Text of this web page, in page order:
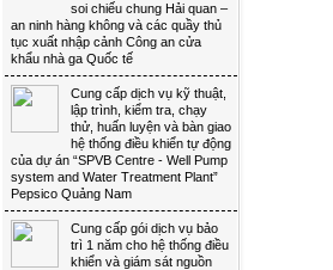
soi chiếu chung Hải quan –
an ninh hàng không và các quầy thủ
tục xuất nhập cảnh Công an cửa
khẩu nhà ga Quốc tế
Cung cấp dịch vụ kỹ thuật,
lập trình, kiểm tra, chạy
thử, huấn luyện và bàn giao
hệ thống điều khiển tự động
của dự án “SPVB Centre - Well Pump
system and Water Treatment Plant”
Pepsico Quảng Nam
Cung cấp gói dịch vụ bảo
trì 1 năm cho hệ thống điều
khiển và giám sát nguồn